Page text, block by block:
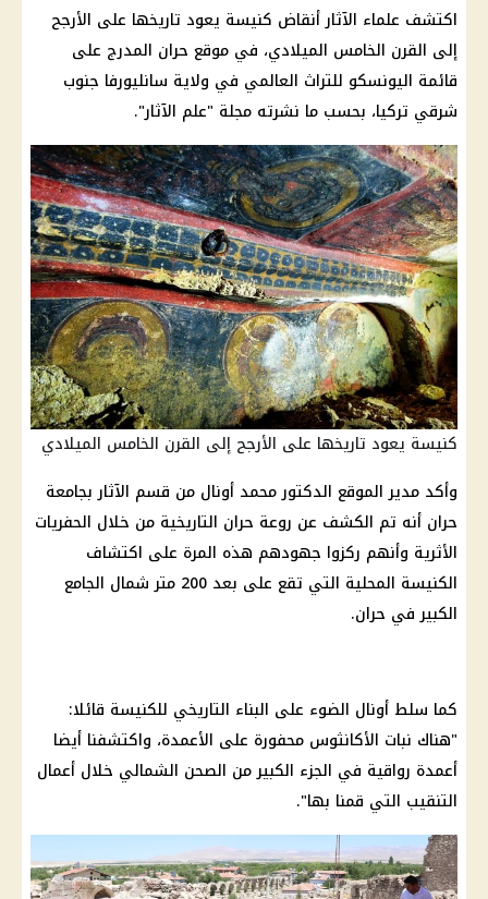
اكتشف علماء الآثار أنقاض كنيسة يعود تاريخها على الأرجح
إلى القرن الخامس الميلادي، في موقع حران المدرج على
قائمة اليونسكو للتراث العالمي في ولاية سانليورفا جنوب
شرقي تركيا، بحسب ما نشرته مجلة "علم الآثار".
كنيسة يعود تاريخها على الأرجح إلى القرن الخامس الميلادي
وأكد مدير الموقع الدكتور محمد أونال من قسم الآثار بجامعة
حران أنه تم الكشف عن روعة حران التاريخية من خلال الحفريات
الأثرية وأنهم ركزوا جهودهم هذه المرة على اكتشاف
الكنيسة المحلية التي تقع على بعد 200 متر شمال الجامع
الكبير في حران.
كما سلط أونال الضوء على البناء التاريخي للكنيسة قائلا:
"هناك نبات الأكانثوس محفورة على الأعمدة، واكتشفنا أيضا
أعمدة رواقية في الجزء الكبير من الصحن الشمالي خلال أعمال
التنقيب التي قمنا بها".